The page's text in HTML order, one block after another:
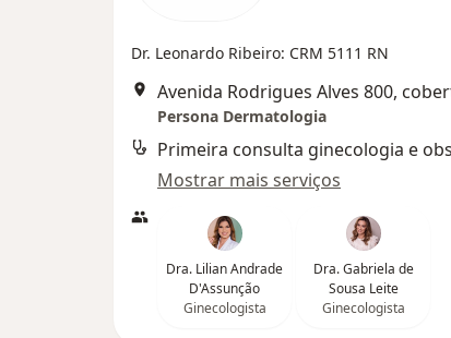
Dr. Leonardo Ribeiro: CRM 5111 RN
Persona Dermatologia
Mostrar mais serviços
Dra. Lilian Andrade
D'Assunção
Ginecologista
Dra. Gabriela de
Sousa Leite
Ginecologista